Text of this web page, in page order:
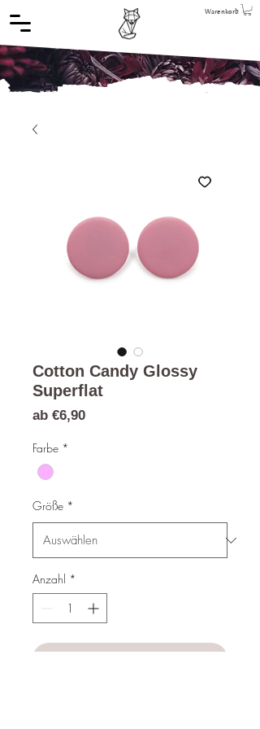
Warenkorb
Cotton Candy Glossy
Superflat
ab €6,90Sale-
Farbe *
Größe *
Anzahl *